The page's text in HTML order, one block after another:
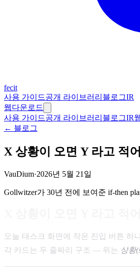
fecit
사용 가이드공개 라이브러리 블로그IR
웹다운로드
사용 가이드공개 라이브러리 블로그IR
← 블로그
X 상황이 오면 Y 라고 적
VauDium·2026년 5월 21일
Gollwitzer가 30년 전에 보여준 if-then
오늘 태스크 화면에 작은 진입 버튼 하
각 카드는 두 줄짜리 구조 — 위는 상황